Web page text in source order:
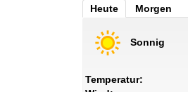
Heute Morgen
Sonnig
Temperatur: